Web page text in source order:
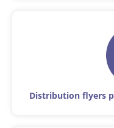
Distribution flyers